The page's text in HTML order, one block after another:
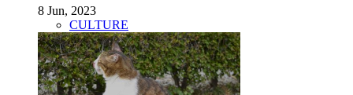
8 Jun, 2023
CULTURE